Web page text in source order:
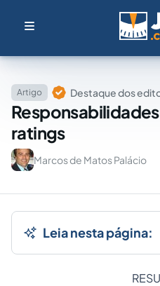
Artigo Destaque dos
ratings
Marcos de Matos Palácio
Leia nesta página: